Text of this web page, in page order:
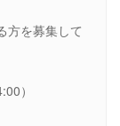
方を募集して
）